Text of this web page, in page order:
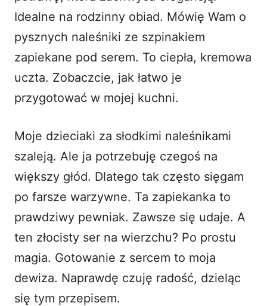
o
Idealne na rodzinny obiad. Mówię Wam o
pysznych naleśniki ze szpinakiem
zapiekane pod serem. To ciepła, kremowa
uczta. Zobaczcie, jak łatwo je
przygotować w mojej kuchni.
Moje dzieciaki za słodkimi naleśnikami
szaleją. Ale ja potrzebuję czegoś na
większy głód. Dlatego tak często sięgam
po farsze warzywne. Ta zapiekanka to
prawdziwy pewniak. Zawsze się udaje. A
ten złocisty ser na wierzchu? Po prostu
magia. Gotowanie z sercem to moja
dewiza. Naprawdę czuję radość, dzieląc
się tym przepisem.